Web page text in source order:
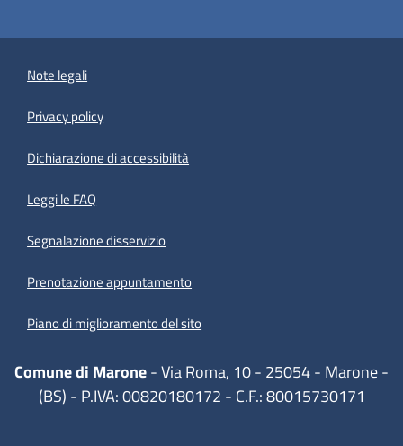
Note legali
Privacy policy
Dichiarazione di accessibilità
Leggi le FAQ
Segnalazione disservizio
Prenotazione appuntamento
Piano di miglioramento del sito
Comune di Marone- Via Roma, 10 - 25054 - Marone -
(BS) - P.IVA: 00820180172 - C.F.: 80015730171